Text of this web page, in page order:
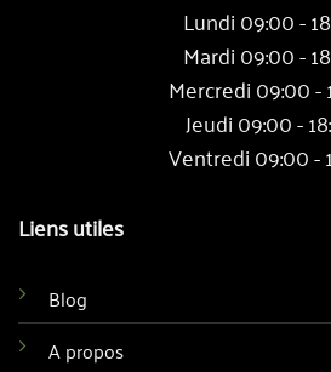
Lundi 09:00 -
Mardi 09:00 -
Mercredi 09:00 -
Jeudi 09:00 -
Ventredi 09:00 -
Liens utiles
Blog
A propos